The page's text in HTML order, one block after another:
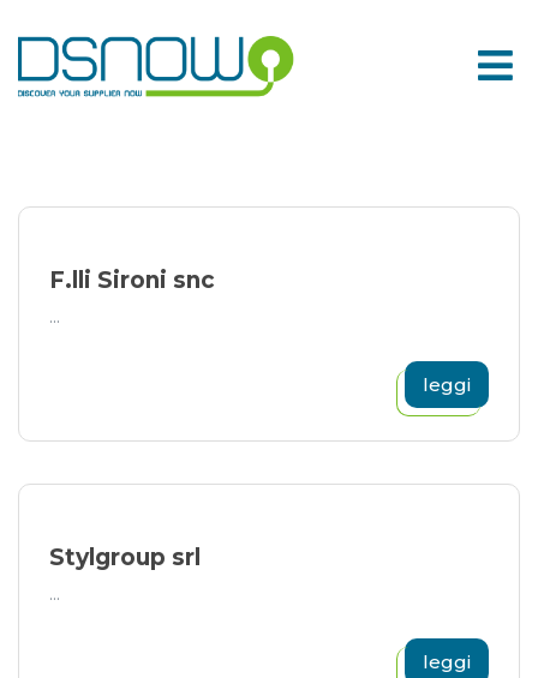
to
content
F.lli Sironi snc
...
leggi
Stylgroup srl
...
leggi